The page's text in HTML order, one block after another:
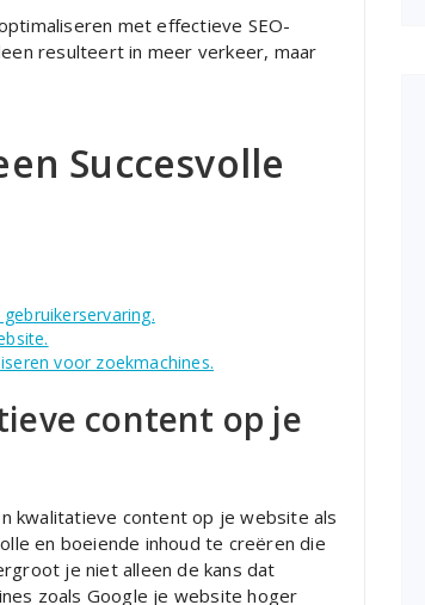
met effectieve SEO-
resulteert in meer verkeer, maar
Succesvolle
voor zoekmachines.
content op je
kwalitatieve content op je website als
en boeiende inhoud te creëren die
je niet alleen de kans dat
zoals Google je website hoger